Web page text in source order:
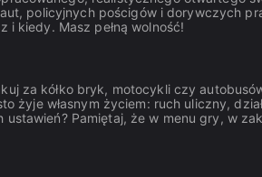
policyjnych pościgów i dorywczych
i kiedy. Masz pełną wolność!
za kółko bryk, motocykli czy
żyje własnym życiem: ruch uliczny,
Pamiętaj, że w menu gry, w